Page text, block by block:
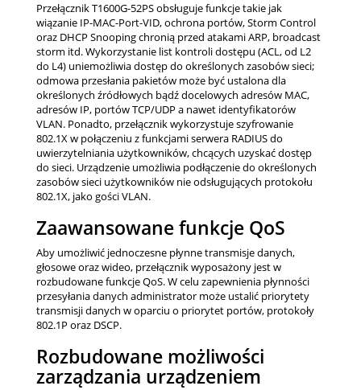
Przełącznik T1600G-52PS obsługuje funkcje takie jak
wiązanie IP-MAC-Port-VID, ochrona portów, Storm Control
oraz DHCP Snooping chronią przed atakami ARP, broadcast
storm itd. Wykorzystanie list kontroli dostępu (ACL, od L2
do L4) uniemożliwia dostęp do określonych zasobów sieci;
odmowa przesłania pakietów może być ustalona dla
określonych źródłowych bądź docelowych adresów MAC,
adresów IP, portów TCP/UDP a nawet identyfikatorów
VLAN. Ponadto, przełącznik wykorzystuje szyfrowanie
802.1X w połączeniu z funkcjami serwera RADIUS do
uwierzytelniania użytkowników, chcących uzyskać dostęp
do sieci. Urządzenie umożliwia podłączenie do określonych
zasobów sieci użytkowników nie odsługujących protokołu
802.1X, jako gości VLAN.
Zaawansowane funkcje QoS
Aby umożliwić jednoczesne płynne transmisje danych,
głosowe oraz wideo, przełącznik wyposażony jest w
rozbudowane funkcje QoS. W celu zapewnienia płynności
przesyłania danych administrator może ustalić priorytety
transmisji danych w oparciu o priorytet portów, protokoły
802.1P oraz DSCP.
Rozbudowane możliwości
zarządzania urządzeniem